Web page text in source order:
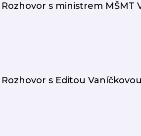
s ministrem MŠMT
s Editou Vaníčkovou